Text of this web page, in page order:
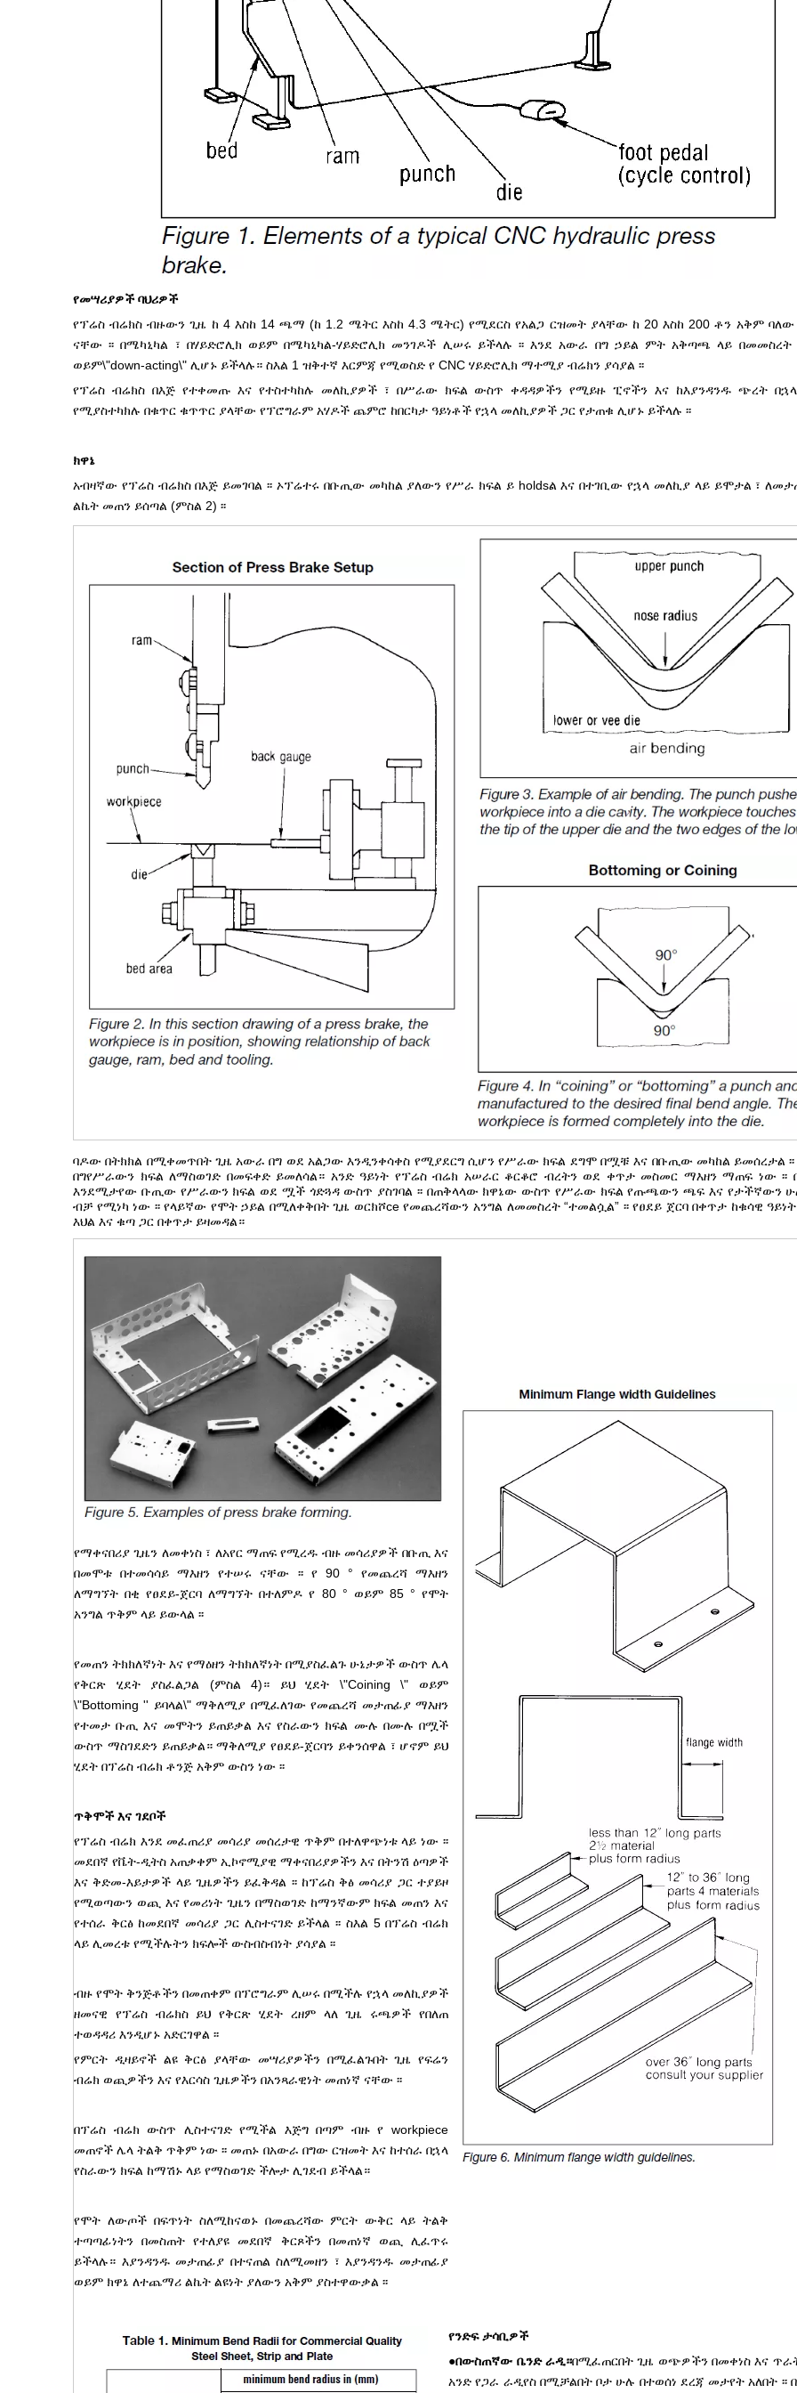
የመሣሪያዎች ባህሪዎች
የፕሬስ ብሬክስ ብዙውን ጊዜ ከ 4 እስከ 14 ጫማ (ከ 1.2 ሜትር እስከ 4.3 ሜትር) የሚደርስ የአልጋ ርዝመት ያላቸው ከ 20 እስከ 200 ቶን አቅም
ናቸው ፡፡ በሜካኒካል ፣ በሃይድሮሊክ ወይም በሜካኒካል-ሃይድሮሊክ መንገዶች ሊሠሩ ይችላሉ ፡፡ እንደ አውራ በግ ኃይል ምት አቅጣጫ ላይ በመመስረት
ወይም\"down-acting\" ሊሆኑ ይችላሉ። ስእል 1 ዝቅተኛ እርምጃ የሚወስድ የ CNC ሃይድሮሊክ ማተሚያ ብሬክን ያሳያል ፡፡
የፕሬስ ብሬክስ በእጅ የተቀመጡ እና የተስተካከሉ መለኪያዎች ፣ በሥራው ክፍል ውስጥ ቀዳዳዎችን የሚይዙ ፒኖችን እና ከእያንዳንዱ ጭረት
የሚያስተካክሉ በቁጥር ቁጥጥር ያላቸው የፕሮግራም አሃዶች ጨምሮ ከበርካታ ዓይነቶች የኋላ መለኪያዎች ጋር የታጠቁ ሊሆኑ ይችላሉ ፡፡
ክዋኔ
አብዛኛው የፕሬስ ብሬክስ በእጅ ይመገባል ፡፡ ኦፕሬተሩ በቡጢው መካከል ያለውን የሥራ ክፍል ይ holdsል እና በተገቢው የኋላ መለኪያ ላይ ይሞታል ፣
ልኬት መጠን ይሰጣል (ምስል 2) ፡፡
ባዶው በትክክል በሚቀመጥበት ጊዜ አውራ በግ ወደ አልጋው እንዲንቀሳቀስ የሚያደርግ ሲሆን የሥራው ክፍል ደግሞ በሟቹ እና በቡጢው መካከል ይመሰረታል
በግየሥራውን ክፍል ለማስወገድ በመፍቀድ ይመለሳል። አንድ ዓይነት የፕሬስ ብሬክ አሠራር ቆርቆሮ ብረትን ወደ ቀጥታ መስመር ማእዘን ማጠፍ ነው ፡፡
እንደሚታየው ቡጢው የሥራውን ክፍል ወደ ሟች ጎድጓዳ ውስጥ ያስገባል ፡፡ በጠቅላላው ክዋኔው ውስጥ የሥራው ክፍል የጡጫውን ጫፍ እና የታችኛውን
ብቻ የሚነካ ነው ፡፡ የላይኛው የሞት ኃይል በሚለቀቅበት ጊዜ ወርክሾce የመጨረሻውን አንግል ለመመስረት “ተመልሷል” ፡፡ የፀደይ ጀርባ በቀጥታ ከቁሳዊ
እህል እና ቁጣ ጋር በቀጥታ ይዛመዳል።
የማቀናበሪያ ጊዜን ለመቀነስ ፣ ለአየር ማጠፍ የሚረዱ ብዙ መሳሪያዎች በቡጢ እና
በመሞቱ በተመሳሳይ ማእዘን የተሠሩ ናቸው ፡፡ የ 90 ° የመጨረሻ ማእዘን
ለማግኘት በቂ የፀደይ-ጀርባ ለማግኘት በተለምዶ የ 80 ° ወይም 85 ° የሞት
አንግል ጥቅም ላይ ይውላል ፡፡
የመጠን ትክክለኛነት እና የማዕዘን ትክክለኛነት በሚያስፈልጉ ሁኔታዎች ውስጥ ሌላ
የቅርጽ ሂደት ያስፈልጋል (ምስል 4)። ይህ ሂደት \"Coining \" ወይም
\"Bottoming '' ይባላል\" ማቅለሚያ በሚፈለገው የመጨረሻ መታጠፊያ ማእዘን
የተመታ ቡጢ እና መሞትን ይጠይቃል እና የስራውን ክፍል ሙሉ በሙሉ በሟች
ውስጥ ማስገደድን ይጠይቃል። ማቅለሚያ የፀደይ-ጀርባን ይቀንሰዋል ፣ ሆኖም ይህ
ሂደት በፕሬስ ብሬክ ቶንጅ አቅም ውስን ነው ፡፡
ጥቅሞች እና ገደቦች
የፕሬስ ብሬክ እንደ መፈጠሪያ መሳሪያ መሰረታዊ ጥቅም በተለዋጭነቱ ላይ ነው ፡፡
መደበኛ የቬት-ዲትስ አጠቃቀም ኢኮኖሚያዊ ማቀናበሪያዎችን እና በትንሽ ዕጣዎች
እና ቅድመ-እይታዎች ላይ ጊዜዎችን ይፈቅዳል ፡፡ ከፕሬስ ቅፅ መሳሪያ ጋር ተያይዞ
የሚወጣውን ወጪ እና የመሪነት ጊዜን በማስወገድ ከማንኛውም ክፍል መጠን እና
የተሰራ ቅርፅ ከመደበኛ መሳሪያ ጋር ሊስተናገድ ይችላል ፡፡ ስእል 5 በፕሬስ ብሬክ
ላይ ሊመረቱ የሚችሉትን ክፍሎች ውስብስብነት ያሳያል ፡፡
ብዙ የሞት ቅንጅቶችን በመጠቀም በፕሮግራም ሊሠሩ በሚችሉ የኋላ መለኪያዎች
ዘመናዊ የፕሬስ ብሬክስ ይህ የቅርጽ ሂደት ረዘም ላለ ጊዜ ሩጫዎች የበለጠ
ተወዳዳሪ እንዲሆኑ አድርገዋል ፡፡
የምርት ዲዛይኖች ልዩ ቅርፅ ያላቸው መሣሪያዎችን በሚፈልጉበት ጊዜ የፍሬን
ብሬክ ወጪዎችን እና የእርሳስ ጊዜዎችን በአንጻራዊነት መጠነኛ ናቸው ፡፡
በፕሬስ ብሬክ ውስጥ ሊስተናገድ የሚችል እጅግ በጣም ብዙ የ workpiece
መጠኖች ሌላ ትልቅ ጥቅም ነው ፡፡ መጠኑ በአውራ በግው ርዝመት እና ከተሰራ በኋላ
የስራውን ክፍል ከማሽኑ ላይ የማስወገድ ችሎታ ሊገደብ ይችላል።
የሞት ለውጦች በፍጥነት ስለሚከናወኑ በመጨረሻው ምርት ውቅር ላይ ትልቅ
ተጣጣፊነትን በመስጠት የተለያዩ መደበኛ ቅርጾችን በመጠነኛ ወጪ ሊፈጥሩ
ይችላሉ። እያንዳንዱ መታጠፊያ በተናጠል ስለሚመዘን ፣ እያንዳንዱ መታጠፊያ
ወይም ክዋኔ ለተጨማሪ ልኬት ልዩነት ያለውን አቅም ያስተዋውቃል ፡፡
የንድፍ ታሳቢዎች
●በውስጠኛው ቤንድ ራዲ።በሚፈጠርበት ጊዜ ወጭዎችን በመቀነስ እና
አንድ የጋራ ራዲየስ በሚቻልበት ቦታ ሁሉ በተወሰነ ደረጃ መታየት አለበት ፡፡